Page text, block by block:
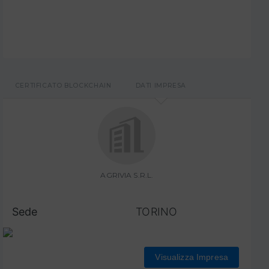
CERTIFICATO BLOCKCHAIN DATI IMPRESA
AGRIVIA S.R.L.
Sede TORINO
Visualizza Impresa